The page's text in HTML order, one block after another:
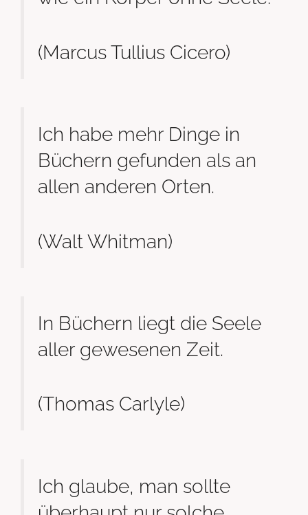
(Marcus Tullius Cicero)
Ich habe mehr Dinge in
Büchern gefunden als an
allen anderen Orten.
(Walt Whitman)
In Büchern liegt die Seele
aller gewesenen Zeit.
(Thomas Carlyle)
Ich glaube, man sollte